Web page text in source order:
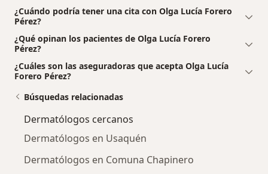
¿Cuándo podría tener una cita con Olga Lucía Forero
Pérez?
¿Qué opinan los pacientes de Olga Lucía Forero
Pérez?
¿Cuáles son las aseguradoras que acepta Olga Lucía
Forero Pérez?
Búsquedas relacionadas
Dermatólogos cercanos
Dermatólogos en Usaquén
Dermatólogos en Comuna Chapinero